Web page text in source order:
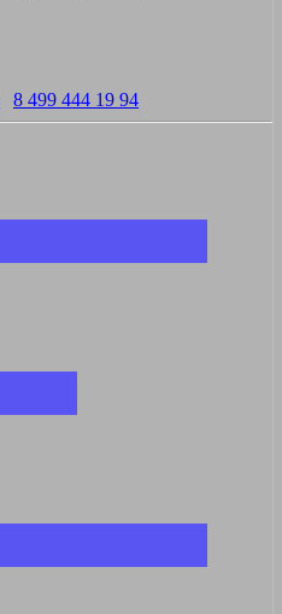
8 499 444 19 94